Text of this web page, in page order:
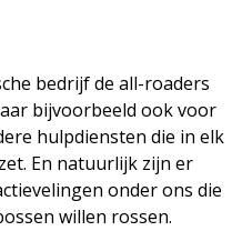
bedrijf de all-roaders
bijvoorbeeld ook voor
hulpdiensten die in elk
En natuurlijk zijn er
onder ons die
willen rossen.